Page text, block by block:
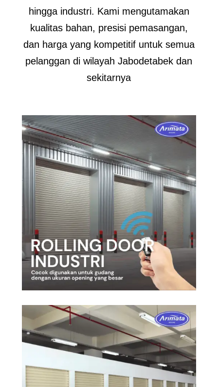
hingga industri. Kami mengutamakan
kualitas bahan, presisi pemasangan,
dan harga yang kompetitif untuk semua
pelanggan di wilayah Jabodetabek dan
sekitarnya